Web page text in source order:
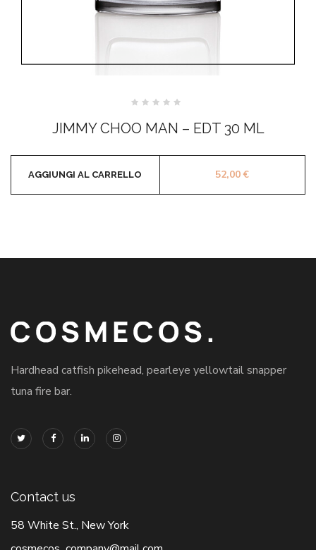
su
5
JIMMY CHOO MAN – EDT 30 ML
52,00€
AGGIUNGI AL CARRELLO
Hardhead catfish pikehead, pearleye yellowtail snapper
tuna fire bar.
Contact us
58 White St., New York